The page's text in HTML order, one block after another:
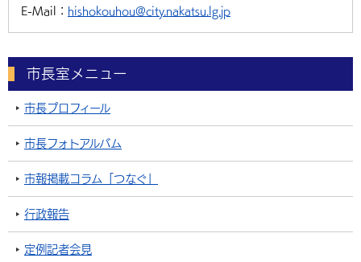
E-Mail： hishokouhou@city.nakatsu.lg.jp
市長室メニュー
市長プロフィール
市長フォトアルバム
市報掲載コラム「つなぐ」
行政報告
定例記者会見